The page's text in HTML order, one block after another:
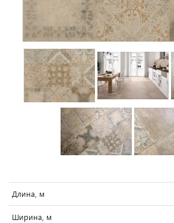
Длина, м
Ширина, м